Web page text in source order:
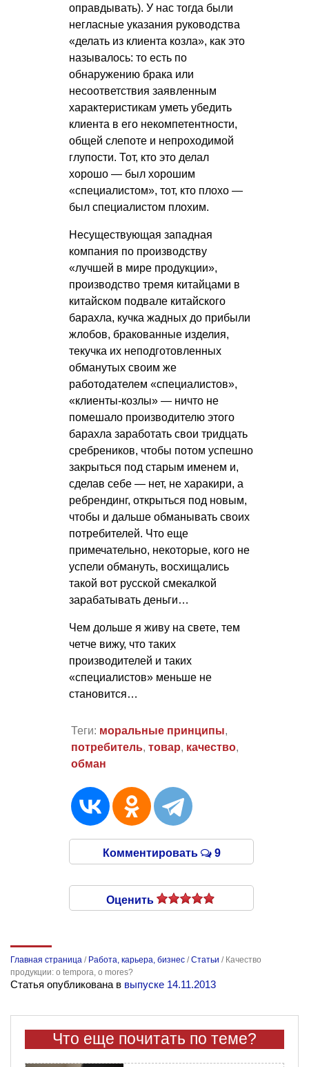
оправдывать). У нас тогда были
негласные указания руководства
«делать из клиента козла», как это
называлось: то есть по
обнаружению брака или
несоответствия заявленным
характеристикам уметь убедить
клиента в его некомпетентности,
общей слепоте и непроходимой
глупости. Тот, кто это делал
хорошо — был хорошим
«специалистом», тот, кто плохо —
был специалистом плохим.
Несуществующая западная
компания по производству
«лучшей в мире продукции»,
производство тремя китайцами в
китайском подвале китайского
барахла, кучка жадных до прибыли
жлобов, бракованные изделия,
текучка их неподготовленных
обманутых своим же
работодателем «специалистов»,
«клиенты-козлы» — ничто не
помешало производителю этого
барахла заработать свои тридцать
сребреников, чтобы потом успешно
закрыться под старым именем и,
сделав себе — нет, не харакири, а
ребрендинг, открыться под новым,
чтобы и дальше обманывать своих
потребителей. Что еще
примечательно, некоторые, кого не
успели обмануть, восхищались
такой вот русской смекалкой
зарабатывать деньги…
Чем дольше я живу на свете, тем
четче вижу, что таких
производителей и таких
«специалистов» меньше не
становится…
Теги: моральные принципы,
потребитель, товар, качество,
обман
Комментировать 9
Оценить
Главная страница / Работа, карьера, бизнес /Статьи / Качество
продукции: o tempora, o mores?
Статья опубликована в выпуске 14.11.2013
Что еще почитать по теме?